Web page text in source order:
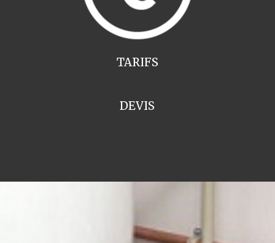
TARIFS
DEVIS